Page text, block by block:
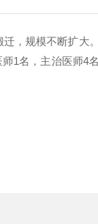
，规模不断扩大
1名，主治医师4